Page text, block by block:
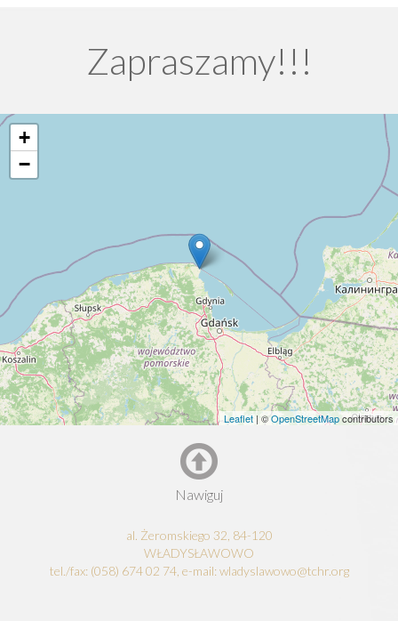
Zapraszamy!!!
+
−
Leaflet | ©OpenStreetMapcontributors
Nawiguj
al. Żeromskiego 32, 84-120
WŁADYSŁAWOWO
tel./fax: (058) 674 02 74, e-mail: wladyslawowo@tchr.org